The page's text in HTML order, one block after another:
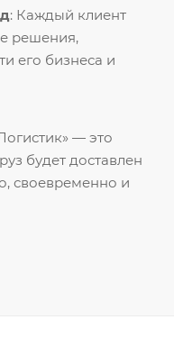
: Каждый клиент
решения,
его бизнеса и
— это
будет доставлен
своевременно и